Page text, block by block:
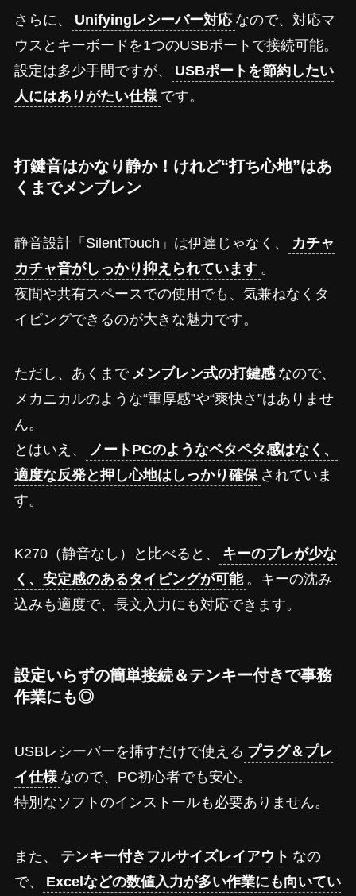
さらに、 Unifyingレシーバー対応 なので、対応マ
ウスとキーボードを1つのUSBポートで接続可能。
設定は多少手間ですが、
USBポートを節約したい
人にはありがたい仕様 です。
打鍵音はかなり静か！けれど“打ち心地”はあ
くまでメンブレン
静音設計「SilentTouch」は伊達じゃなく、
カチャ
カチャ音がしっかり抑えられています 。
夜間や共有スペースでの使用でも、気兼ねなくタ
イピングできるのが大きな魅力です。
ただし、あくまで メンブレン式の打鍵感 なので、
メカニカルのような“重厚感”や“爽快さ”はありませ
ん。
とはいえ、
ノートPCのようなペタペタ感はなく、
適度な反発と押し心地はしっかり確保 されていま
す。
K270（静音なし）と比べると、
キーのブレが少な
く、安定感のあるタイピングが可能 。キーの沈み
込みも適度で、長文入力にも対応できます。
設定いらずの簡単接続＆テンキー付きで事務
作業にも◎
USBレシーバーを挿すだけで使える プラグ＆プレ
イ仕様 なので、PC初心者でも安心。
特別なソフトのインストールも必要ありません。
また、 テンキー付きフルサイズレイアウト なの
で、
Excelなどの数値入力が多い作業にも向いてい